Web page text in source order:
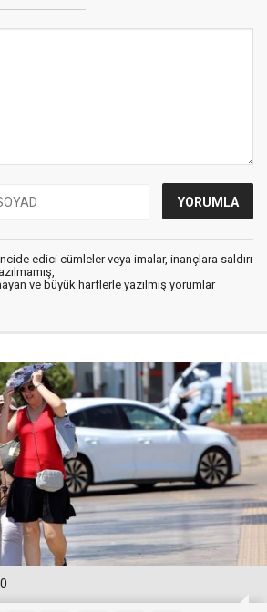
edici cümleler veya imalar, inançlara saldırı
ve büyük harflerle yazılmış yorumlar